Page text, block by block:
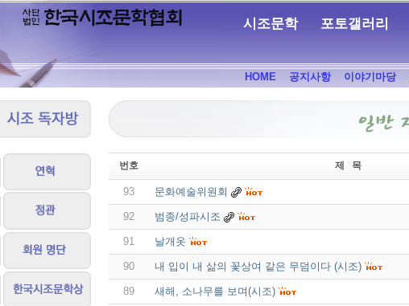
시조문학 포토갤러리
HOME 공지사항 이야기마당
번호 제 목
93 문화예술위원회
92 범종/성파시조
91 날개옷
90 내 입이 내 삶의 꽃상여 같은 무덤이다 (시조)
89 새해, 소나무를 보며(시조)